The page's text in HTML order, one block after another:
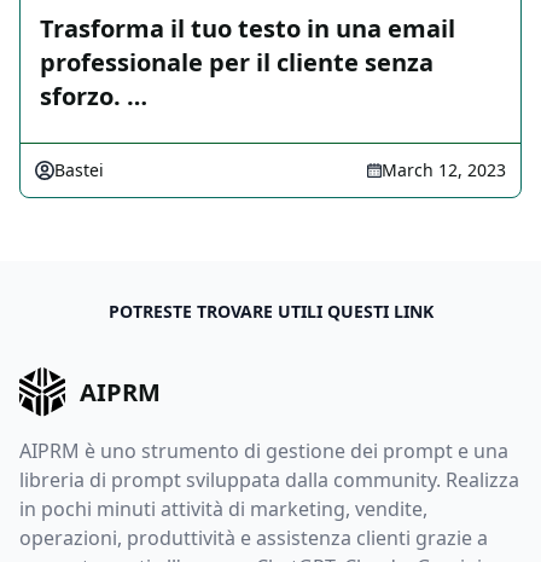
Trasforma il tuo testo in una email
professionale per il cliente senza
sforzo. …
Bastei March 12, 2023
POTRESTE TROVARE UTILI QUESTI LINK
AIPRM
AIPRM è uno strumento di gestione dei prompt e una
libreria di prompt sviluppata dalla community. Realizza
in pochi minuti attività di marketing, vendite,
operazioni, produttività e assistenza clienti grazie a